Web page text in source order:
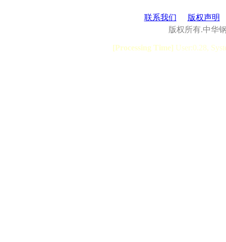
联系我们
版权声明
版权所有.中华
[Processing Time] User:0.28,